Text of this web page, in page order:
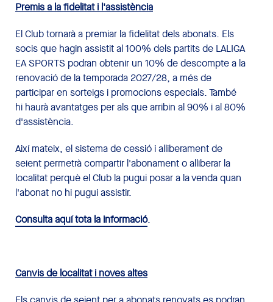
Premis a la fidelitat i l'assistència
El Club tornarà a premiar la fidelitat dels abonats. Els
socis que hagin assistit al 100% dels partits de LALIGA
EA SPORTS podran obtenir un 10% de descompte a la
renovació de la temporada 2027/28, a més de
participar en sorteigs i promocions especials. També
hi haurà avantatges per als que arribin al 90% i al 80%
d'assistència.
Així mateix, el sistema de cessió i alliberament de
seient permetrà compartir l'abonament o alliberar la
localitat perquè el Club la pugui posar a la venda quan
l'abonat no hi pugui assistir.
Consulta aquí tota la informació.
Canvis de localitat i noves altes